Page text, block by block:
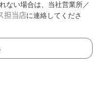
ない場合は、当社営業所／
担当店に連絡してくださ